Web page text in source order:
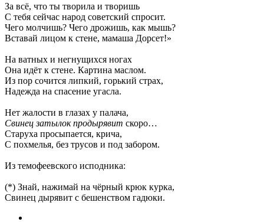
За всё, что ты творила и творишь
С тебя сейчас народ советский спросит.
Чего молчишь? Чего дрожишь, как мышь?
Вставай лицом к стене, мамаша Дорсет!»
На ватных и негнущихся ногах
Она идёт к стене. Картина маслом.
Из пор сочится липкий, горький страх,
Надежда на спасение угасла.
Нет жалости в глазах у палача,
Свинец затылок продырявит скоро…
Старуха просыпается, крича,
С похмелья, без трусов и под забором.
Из темофеевского исподника:
(*) Знай, нажимай на чёрный крюк курка,
Свинец дырявит с бешенством гадюки.